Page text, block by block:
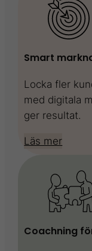
Smart
Locka fler
med digitala
ger resultat.
Läs mer
Coachning